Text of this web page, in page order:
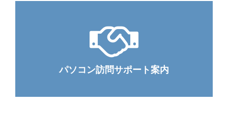
パソコン訪問サポート案内